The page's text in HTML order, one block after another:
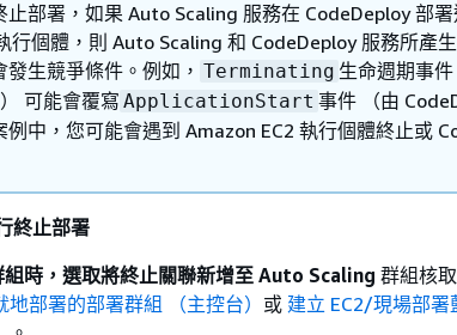
止部署，如果 Auto Scaling 服務在 CodeDeploy 部
行個體，則 Auto Scaling 和 CodeDeploy 服務所產
生競爭條件。例如， Terminating 生命週期事
可能會覆寫 ApplicationStart 事件 （由
中，您可能會遇到 Amazon EC2 執行個體終止或
終止部署
組時，選取將終止關聯新增至 Auto Scaling 群組核
地部署的部署群組 （主控台） 或 建立 EC2/現場部